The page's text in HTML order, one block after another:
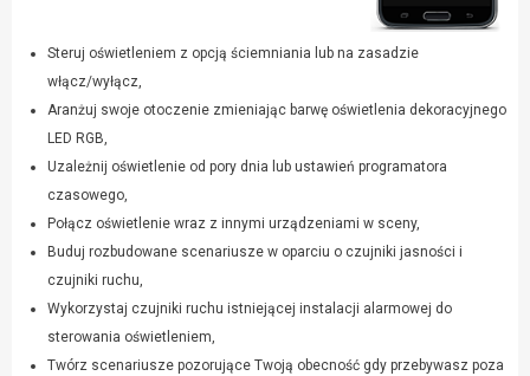
Steruj oświetleniem z opcją ściemniania lub na zasadzie
włącz/wyłącz,
Aranżuj swoje otoczenie zmieniając barwę oświetlenia dekoracyjnego
LED RGB,
Uzależnij oświetlenie od pory dnia lub ustawień programatora
czasowego,
Połącz oświetlenie wraz z innymi urządzeniami w sceny,
Buduj rozbudowane scenariusze w oparciu o czujniki jasności i
czujniki ruchu,
Wykorzystaj czujniki ruchu istniejącej instalacji alarmowej do
sterowania oświetleniem,
Twórz scenariusze pozorujące Twoją obecność gdy przebywasz poza